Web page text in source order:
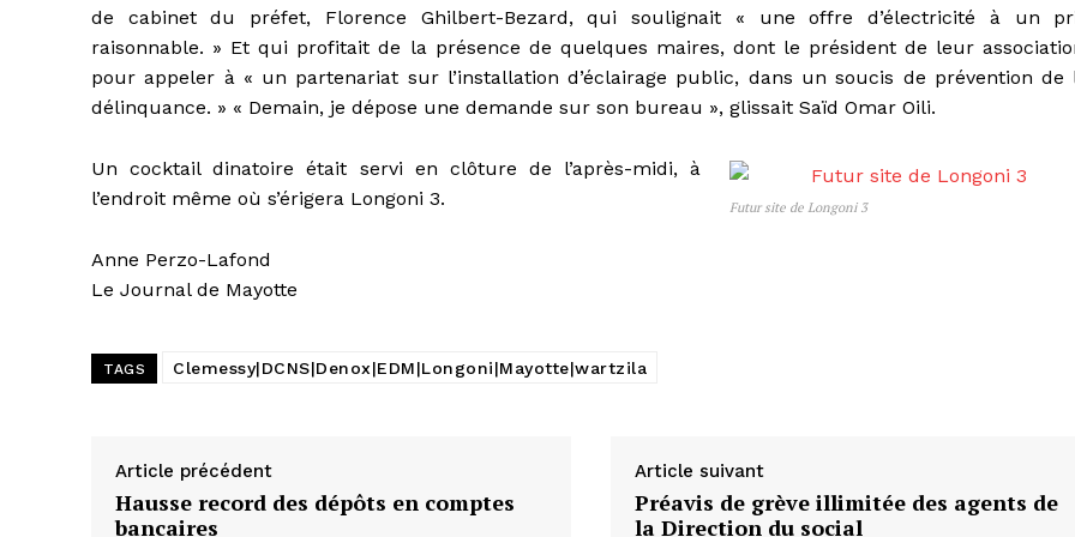
de cabinet du préfet, Florence Ghilbert-Bezard, qui soulignait « une offre d’électricité à un
raisonnable. » Et qui profitait de la présence de quelques maires, dont le président de leur
pour appeler à « un partenariat sur l’installation d’éclairage public, dans un soucis de prévention de
délinquance. » « Demain, je dépose une demande sur son bureau », glissait Saïd Omar Oili.
Futur site de Longoni 3
Un cocktail dinatoire était servi en clôture de l’après-midi, à
l’endroit même où s’érigera Longoni 3.
Anne Perzo-Lafond
Le Journal de Mayotte
TAGS Clemessy|DCNS|Denox|EDM|Longoni|Mayotte|wartzila
Article précédent
Hausse record des dépôts en comptes
bancaires
Article suivant
Préavis de grève illimitée des agents de
la Direction du social